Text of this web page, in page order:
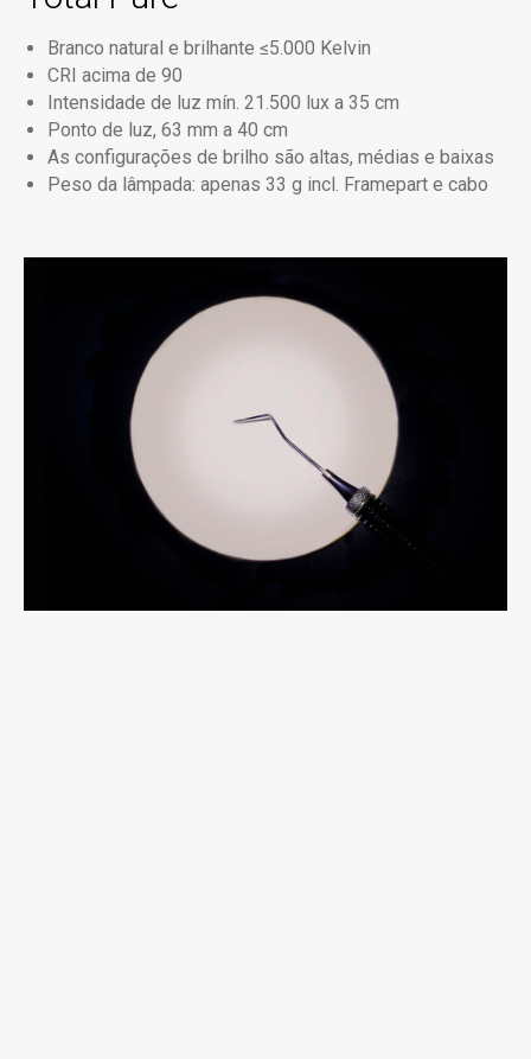
Branco natural e brilhante ≤5.000 Kelvin
CRI acima de 90
Intensidade de luz mín. 21.500 lux a 35 cm
Ponto de luz, 63 mm a 40 cm
As configurações de brilho são altas, médias e baixas
Peso da lâmpada: apenas 33 g incl. Framepart e cabo